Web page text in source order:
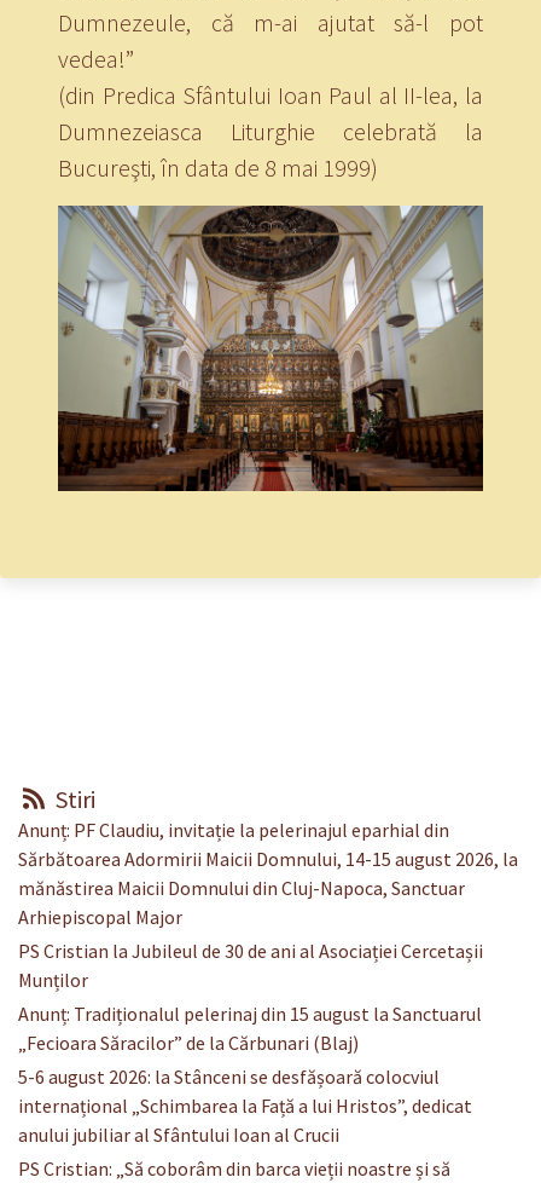
Dumnezeule, că m-ai ajutat să-l pot
vedea!”
(din Predica Sfântului Ioan Paul al II-lea, la
Dumnezeiasca Liturghie celebrată la
Bucureşti, în data de 8 mai 1999)
Stiri
Anunț: PF Claudiu, invitație la pelerinajul eparhial din
Sărbătoarea Adormirii Maicii Domnului, 14-15 august 2026, la
mănăstirea Maicii Domnului din Cluj-Napoca, Sanctuar
Arhiepiscopal Major
PS Cristian la Jubileul de 30 de ani al Asociației Cercetașii
Munților
Anunț: Tradiționalul pelerinaj din 15 august la Sanctuarul
„Fecioara Săracilor” de la Cărbunari (Blaj)
5-6 august 2026: la Stânceni se desfășoară colocviul
internațional „Schimbarea la Față a lui Hristos”, dedicat
anului jubiliar al Sfântului Ioan al Crucii
PS Cristian: „Să coborâm din barca vieții noastre și să